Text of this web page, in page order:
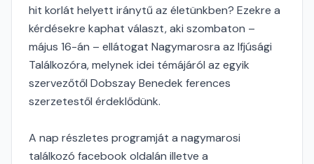
hit korlát helyett iránytű az életünkben? Ezekre a
kérdésekre kaphat választ, aki szombaton –
május 16-án – ellátogat Nagymarosra az Ifjúsági
Találkozóra, melynek idei témájáról az egyik
szervezőtől Dobszay Benedek ferences
szerzetestől érdeklődünk.
A nap részletes programját a nagymarosi
találkozó facebook oldalán illetve a